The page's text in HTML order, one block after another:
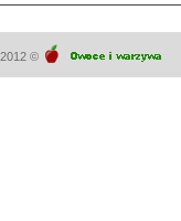
2012 ©